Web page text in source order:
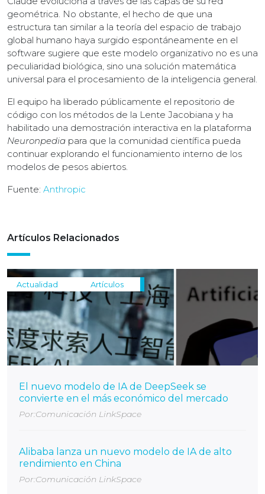
geométrica. No obstante, el hecho de que una
estructura tan similar a la teoría del espacio de trabajo
global humano haya surgido espontáneamente en el
software sugiere que este modelo organizativo no es una
peculiaridad biológica, sino una solución matemática
universal para el procesamiento de la inteligencia general.
El equipo ha liberado públicamente el repositorio de
código con los métodos de la Lente Jacobiana y ha
habilitado una demostración interactiva en la plataforma
Neuronpedia para que la comunidad científica pueda
continuar explorando el funcionamiento interno de los
modelos de pesos abiertos.
Fuente: Anthropic
Artículos Relacionados
Actualidad Artículos
El nuevo modelo de IA de DeepSeek se
convierte en el más económico del mercado
Por:Comunicación LinkSpace
Alibaba lanza un nuevo modelo de IA de alto
rendimiento en China
Por:Comunicación LinkSpace